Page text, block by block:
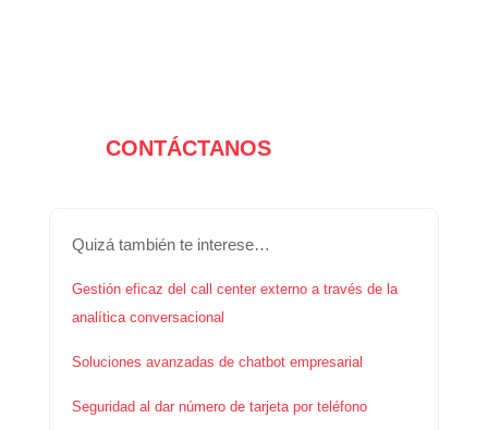
CONTÁCTANOS
Quizá también te interese…
Gestión eficaz del call center externo a través de la
analítica conversacional
Soluciones avanzadas de chatbot empresarial
Seguridad al dar número de tarjeta por teléfono